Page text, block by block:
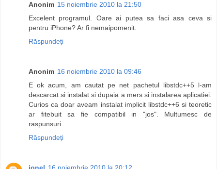
Anonim 15 noiembrie 2010 la 21:50
Excelent programul. Oare ai putea sa faci asa ceva si
pentru iPhone? Ar fi nemaipomenit.
Răspundeți
Anonim 16 noiembrie 2010 la 09:46
E ok acum, am cautat pe net pachetul libstdc++5 l-am
descarcat si instalat si dupaia a mers si instalarea aplicatiei.
Curios ca doar aveam instalat implicit libstdc++6 si teoretic
ar fitebuit sa fie compatibil in "jos". Multumesc de
raspunsuri.
Răspundeți